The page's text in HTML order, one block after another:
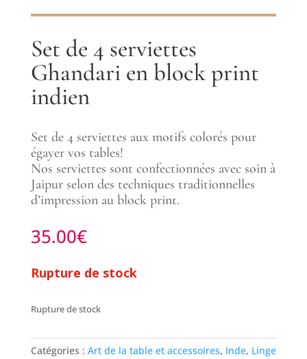
Set de 4 serviettes
Ghandari en block print
indien
Set de 4 serviettes aux motifs colorés pour
égayer vos tables!
Nos serviettes sont confectionnées avec soin à
Jaipur selon des techniques traditionnelles
d’impression au block print.
35.00€
Rupture de stock
Rupture de stock
Catégories : Art de la table et accessoires, Inde, Linge